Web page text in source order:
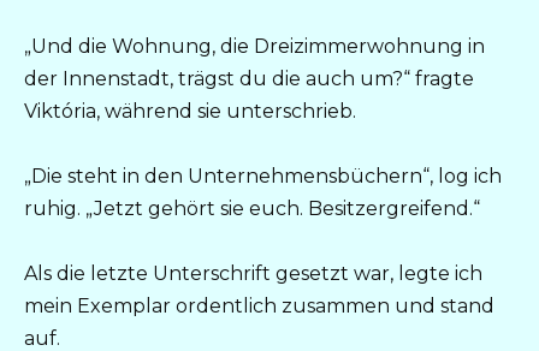
„Und die Wohnung, die Dreizimmerwohnung in
der Innenstadt, trägst du die auch um?“ fragte
Viktória, während sie unterschrieb.
„Die steht in den Unternehmensbüchern“, log ich
ruhig. „Jetzt gehört sie euch. Besitzergreifend.“
Als die letzte Unterschrift gesetzt war, legte ich
mein Exemplar ordentlich zusammen und stand
auf.